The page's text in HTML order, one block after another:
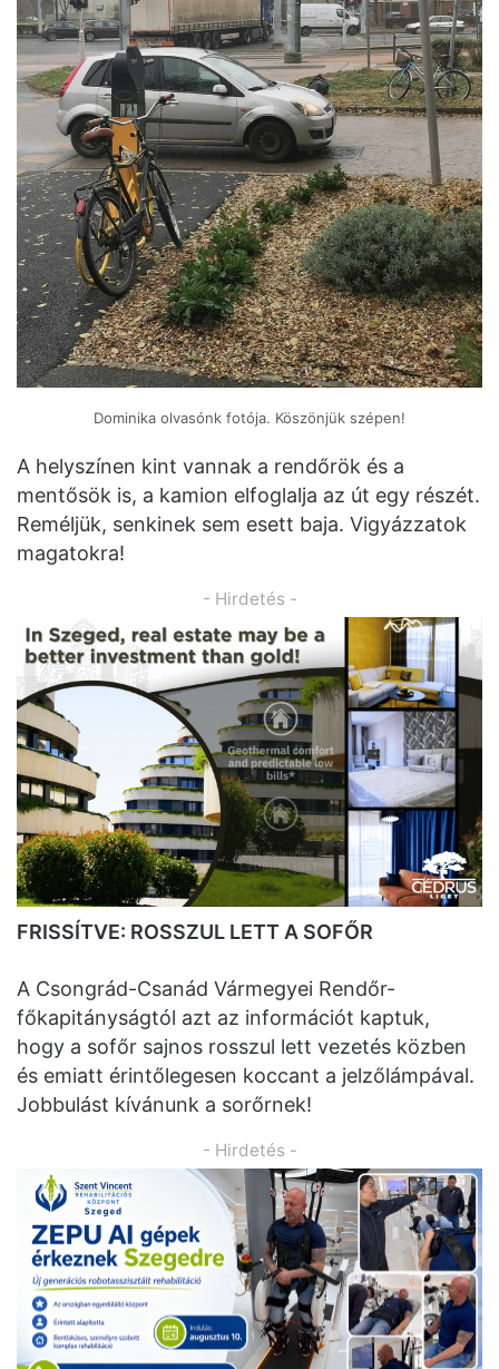
Dominika olvasónk fotója. Köszönjük szépen!
A helyszínen kint vannak a rendőrök és a
mentősök is, a kamion elfoglalja az út egy részét.
Reméljük, senkinek sem esett baja. Vigyázzatok
magatokra!
- Hirdetés -
FRISSÍTVE: ROSSZUL LETT A SOFŐR
A Csongrád-Csanád Vármegyei Rendőr-
főkapitányságtól azt az információt kaptuk,
hogy a sofőr sajnos rosszul lett vezetés közben
és emiatt érintőlegesen koccant a jelzőlámpával.
Jobbulást kívánunk a sorőrnek!
- Hirdetés -